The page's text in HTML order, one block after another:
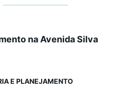
na Avenida Silva
E PLANEJAMENTO